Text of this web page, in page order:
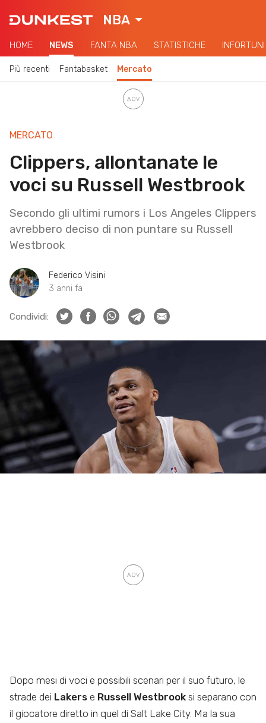
NBA
HOME NEWS FANTA NBA STATISTICHE INFORTUNI
Più recenti Fantabasket Mercato
MERCATO
Clippers, allontanate le
voci su Russell Westbrook
Secondo gli ultimi rumors i Los Angeles Clippers
avrebbero deciso di non puntare su Russell
Westbrook
Federico Visini
3 anni fa
Condividi:
Dopo mesi di voci e possibili scenari per il suo futuro, le
strade dei Lakers e Russell Westbrook si separano con
il giocatore diretto in quel di Salt Lake City. Ma la sua